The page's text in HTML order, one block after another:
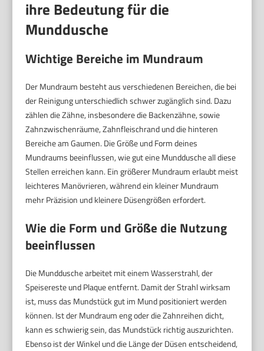
ihre Bedeutung für die
Munddusche
Wichtige Bereiche im Mundraum
Der Mundraum besteht aus verschiedenen Bereichen, die bei
der Reinigung unterschiedlich schwer zugänglich sind. Dazu
zählen die Zähne, insbesondere die Backenzähne, sowie
Zahnzwischenräume, Zahnfleischrand und die hinteren
Bereiche am Gaumen. Die Größe und Form deines
Mundraums beeinflussen, wie gut eine Munddusche all diese
Stellen erreichen kann. Ein größerer Mundraum erlaubt meist
leichteres Manövrieren, während ein kleiner Mundraum
mehr Präzision und kleinere Düsengrößen erfordert.
Wie die Form und Größe die Nutzung
beeinflussen
Die Munddusche arbeitet mit einem Wasserstrahl, der
Speisereste und Plaque entfernt. Damit der Strahl wirksam
ist, muss das Mundstück gut im Mund positioniert werden
können. Ist der Mundraum eng oder die Zahnreihen dicht,
kann es schwierig sein, das Mundstück richtig auszurichten.
Ebenso ist der Winkel und die Länge der Düsen entscheidend,